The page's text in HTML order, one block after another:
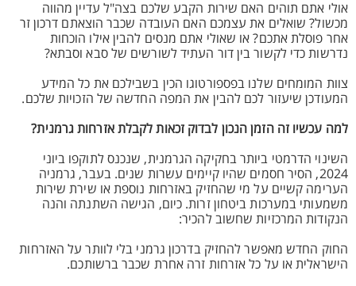
אולי אתם תוהים האם שירות הקבע שלכם בצה"ל עדיין מהווה
מכשול? שואלים את עצמכם האם העובדה שכבר הוצאתם דרכון זר
אחר פוסלת אתכם? או שאולי אתם מנסים להבין אילו הוכחות
נדרשות כדי לקשור בין דור העתיד לשורשים של סבא וסבתא?
צוות המומחים שלנו בפספורטוגו הכין בשבילכם את כל המידע
המעודכן שיעזור לכם להבין את המפה החדשה של הזכויות שלכם.
למה עכשיו זה הזמן הנכון לבדוק זכאות לקבלת אזרחות גרמנית?
השינוי הדרמטי ביותר בחקיקה הגרמנית, שנכנס לתוקפו ביוני
2024, הסיר חסמים שהיו קיימים עשרות שנים. בעבר, גרמניה
הערימה קשיים על מי שהחזיק באזרחות נוספת או שירת שירות
משמעותי במערכות ביטחון זרות. כיום, הגישה השתנתה והנה
הנקודות המרכזיות שחשוב להכיר:
החוק החדש מאפשר להחזיק בדרכון גרמני בלי לוותר על האזרחות
הישראלית או על כל אזרחות זרה אחרת שכבר ברשותכם.